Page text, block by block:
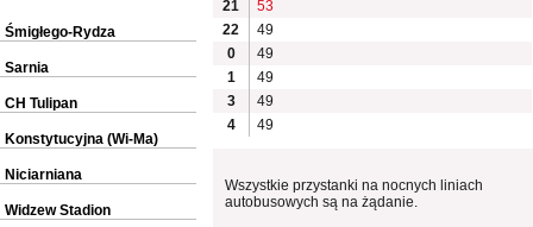
21
53
22
49
0
49
1
49
3
49
4
49
Wszystkie przystanki na nocnych liniach
autobusowych są na żądanie.
Śmigłego-Rydza
Sarnia
CH Tulipan
Konstytucyjna (Wi-Ma)
Niciarniana
Widzew Stadion